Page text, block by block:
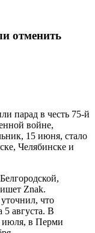
отменить
парад в честь 75-й
войне,
15 июня, стало
Челябинске и
Znak.
что
5 августа. В
июля, в Перми